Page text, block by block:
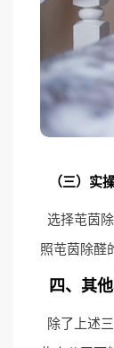
（三）实
选择芚茵
照芚茵除醛
四、其
除了上述